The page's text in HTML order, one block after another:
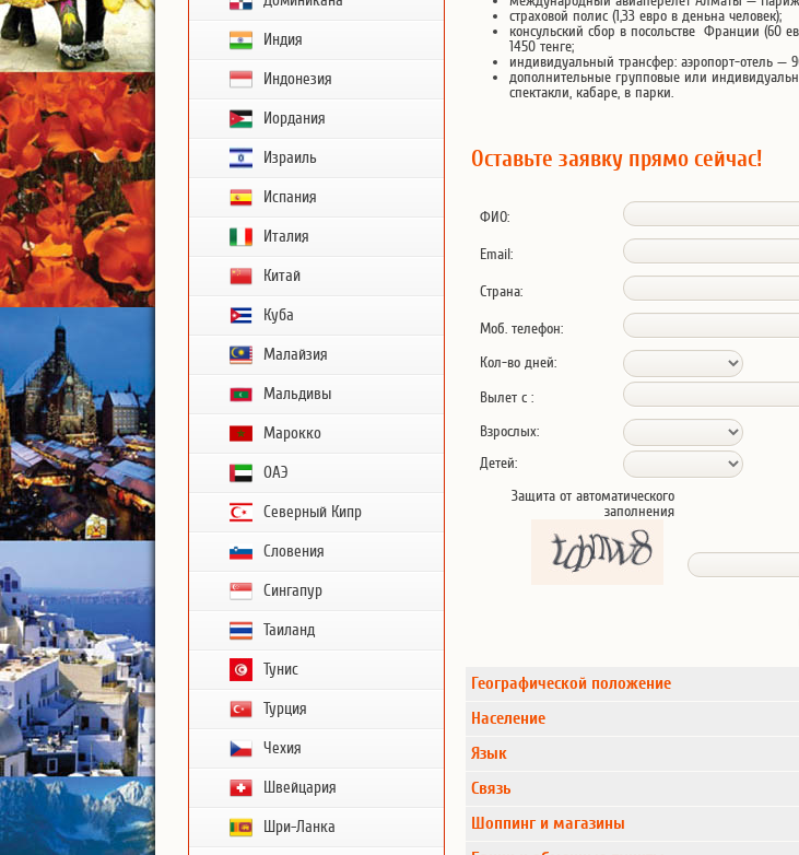
Индия
Индонезия
Иордания
Израиль
Испания
Италия
Китай
Куба
Малайзия
Мальдивы
Марокко
ОАЭ
Северный Кипр
Словения
Сингапур
Таиланд
Тунис
Турция
Чехия
Швейцария
Шри-Ланка
страховой полис (1,33 евро в деньна человек);
консульский сбор в посольстве Франции (60
1450 тенге;
индивидуальный трансфер: аэропорт-отель —
дополнительные групповые или
спектакли, кабаре, в парки.
Оставьте заявку прямо сейчас!
ФИО:
Email:
Страна:
Моб. телефон:
Кол-во дней:
Вылет с :
Взрослых:
Детей:
Защита от автоматического
заполнения
Географической положение
Население
Язык
Связь
Шоппинг и магазины